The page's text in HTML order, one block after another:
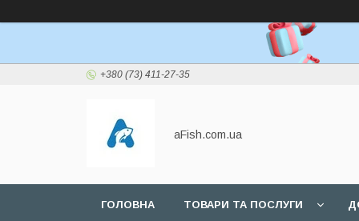
+380 (73) 411-27-35
aFish.com.ua
ГОЛОВНА ТОВАРИ ТА ПОСЛУГИ